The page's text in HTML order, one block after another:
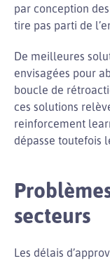
par conception
tire pas parti de
De meilleures
envisagées pour
boucle de
ces solutions
reinforcement
dépasse toutefois
secteurs
Les délais